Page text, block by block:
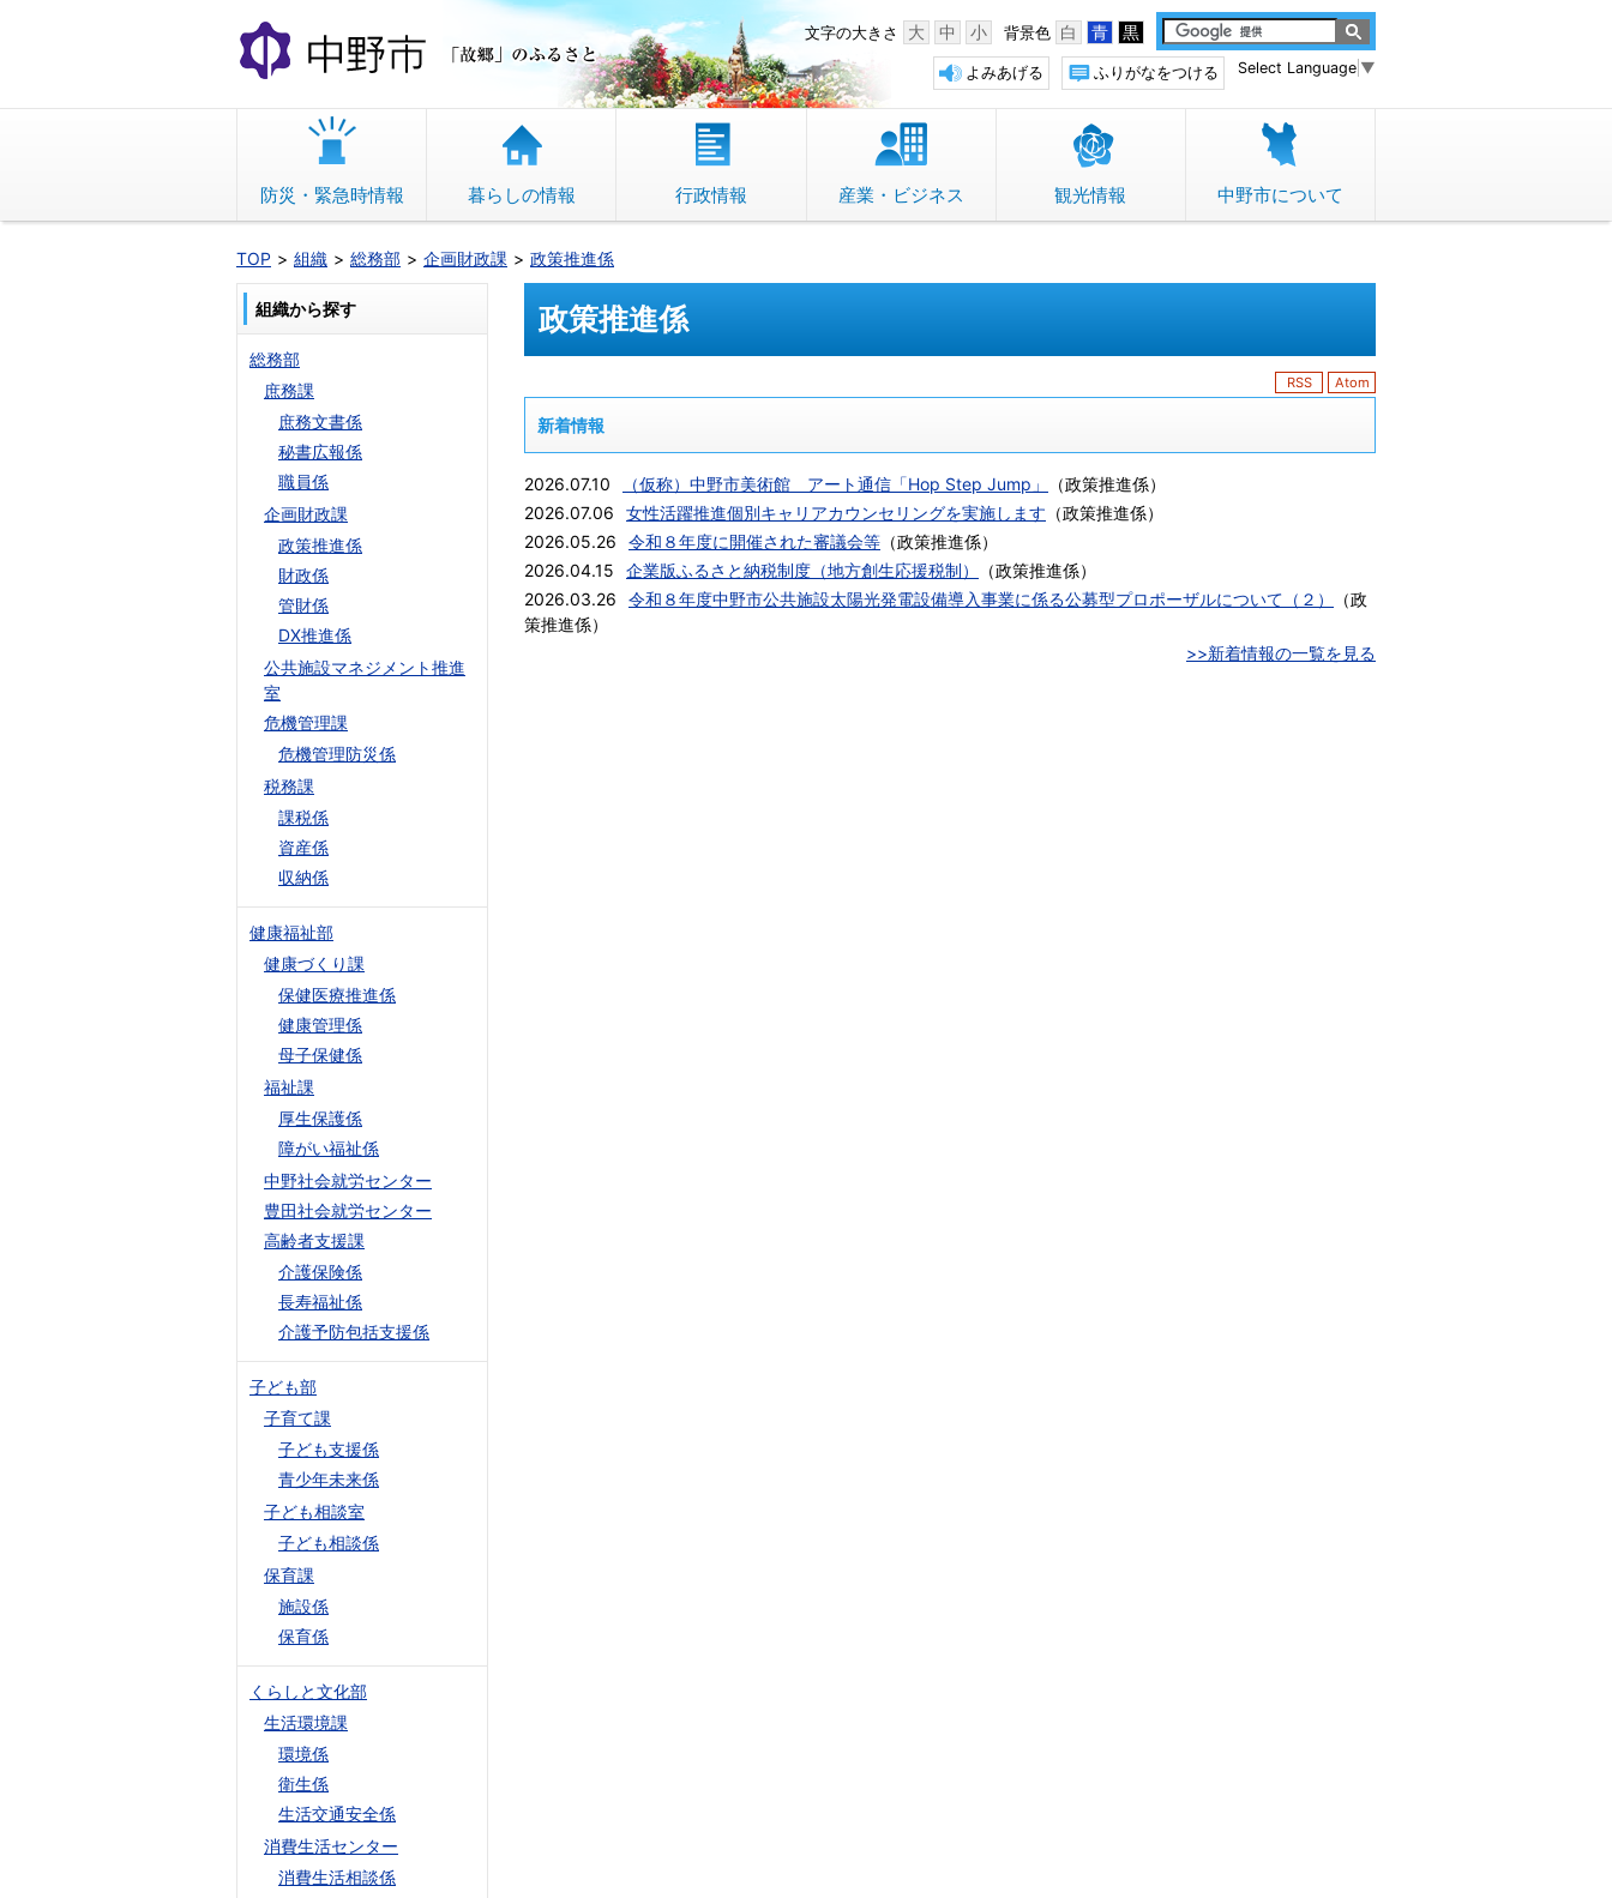
文
へ
動
中野市 「故郷」のふるさと 背景色 白 青 黒
文字の大きさ 大 中 小
Select Language ▼
ふりがなをつける
よみあげる
防災・緊急時情報 暮らしの情報 行政情報 産業・ビジネス 観光情報 中野市について
TOP 組織 総務部 企画財政課 政策推進係
政策推進係
RSS Atom
新着情報
2026.07.10 （仮称）中野市美術館 アート通信「Hop Step Jump」 （政策推進係）
2026.07.06
女性活躍推進個別キャリアカウンセリングを実施します （政策推進係）
2026.05.26
令和８年度に開催された審議会等 （政策推進係）
2026.04.15
企業版ふるさと納税制度（地方創生応援税制） （政策推進係）
2026.03.26
令和８年度中野市公共施設太陽光発電設備導入事業に係る公募型プロポーザルについて（２） （政
策推進係）
>>新着情報の一覧を見る
組織から探す
総務部
庶務課
庶務文書係
秘書広報係
職員係
企画財政課
政策推進係
財政係
管財係
DX推進係
公共施設マネジメント推進
室
危機管理課
危機管理防災係
税務課
課税係
資産係
収納係
健康福祉部
健康づくり課
保健医療推進係
健康管理係
母子保健係
福祉課
厚生保護係
障がい福祉係
中野社会就労センター
豊田社会就労センター
高齢者支援課
介護保険係
長寿福祉係
介護予防包括支援係
子ども部
子育て課
子ども支援係
青少年未来係
子ども相談室
子ども相談係
保育課
施設係
保育係
くらしと文化部
生活環境課
環境係
衛生係
生活交通安全係
消費生活センター
消費生活相談係